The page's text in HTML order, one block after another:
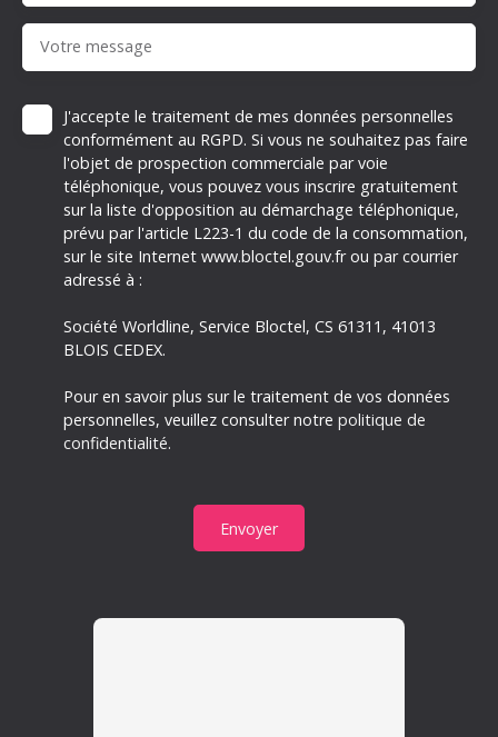
Votre message
J'accepte le traitement de mes données personnelles
conformément au RGPD. Si vous ne souhaitez pas faire
l'objet de prospection commerciale par voie
téléphonique, vous pouvez vous inscrire gratuitement
sur la liste d'opposition au démarchage téléphonique,
prévu par l'article L223-1 du code de la consommation,
sur le site Internet www.bloctel.gouv.fr ou par courrier
adressé à :
Société Worldline, Service Bloctel, CS 61311, 41013
BLOIS CEDEX.
Pour en savoir plus sur le traitement de vos données
personnelles, veuillez consulter notre politique de
confidentialité.
Envoyer